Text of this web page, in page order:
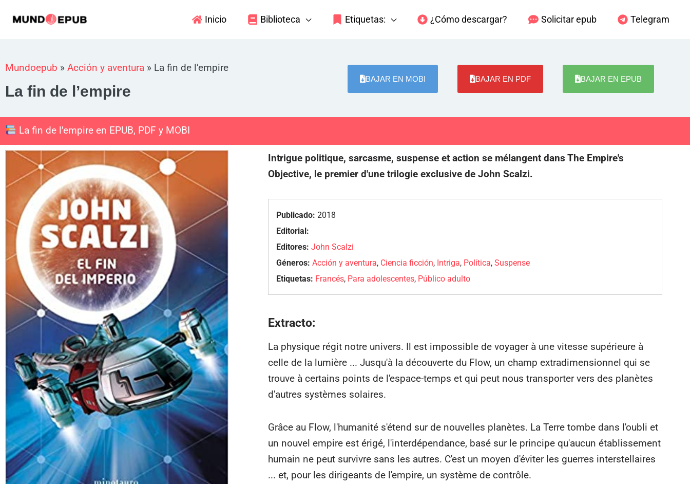
Inicio Biblioteca Etiquetas: ¿Cómo descargar? Solicitar epub Telegram
Mundoepub » Acción y aventura » La fin de l’empire
La fin de l’empire
BAJAR EN MOBI BAJAR EN PDF BAJAR EN EPUB
La fin de l’empire en EPUB, PDF y MOBI
Intrigue politique, sarcasme, suspense et action se mélangent dans The Empire's
Objective, le premier d'une trilogie exclusive de John Scalzi.
Publicado: 2018
Editorial:
Editores: John Scalzi
Géneros: Acción y aventura, Ciencia ficción, Intriga, Política,Suspense
Etiquetas: Francés, Para adolescentes, Público adulto
Extracto:
La physique régit notre univers. Il est impossible de voyager à une vitesse supérieure à
celle de la lumière ... Jusqu'à la découverte du Flow, un champ extradimensionnel qui se
trouve à certains points de l'espace-temps et qui peut nous transporter vers des planètes
d'autres systèmes solaires.
Grâce au Flow, l'humanité s'étend sur de nouvelles planètes. La Terre tombe dans l'oubli et
un nouvel empire est érigé, l'interdépendance, basé sur le principe qu'aucun établissement
humain ne peut survivre sans les autres. C'est un moyen d'éviter les guerres interstellaires
... et, pour les dirigeants de l'empire, un système de contrôle.